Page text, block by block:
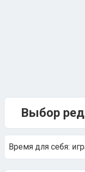
Выбор
Время для себя: